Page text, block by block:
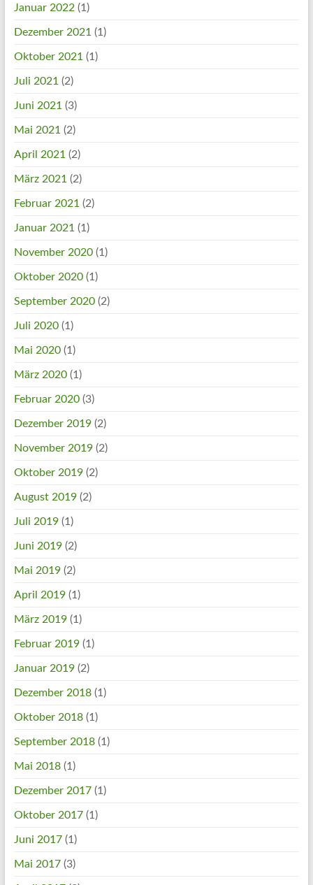
Januar 2022(1)
Dezember 2021 (1)
Oktober 2021 (1)
Juli 2021 (2)
Juni 2021 (3)
Mai 2021 (2)
April 2021 (2)
März 2021 (2)
Februar 2021 (2)
Januar 2021 (1)
November 2020(1)
Oktober 2020(1)
September 2020(2)
Juli 2020(1)
Mai 2020(1)
März 2020(1)
Februar 2020(3)
Dezember 2019(2)
November 2019(2)
Oktober 2019(2)
August 2019(2)
Juli 2019(1)
Juni 2019(2)
Mai 2019(2)
April 2019(1)
März 2019(1)
Februar 2019(1)
Januar 2019(2)
Dezember 2018(1)
Oktober 2018(1)
September 2018(1)
Mai 2018(1)
Dezember 2017(1)
Oktober 2017(1)
Juni 2017(1)
Mai 2017(3)